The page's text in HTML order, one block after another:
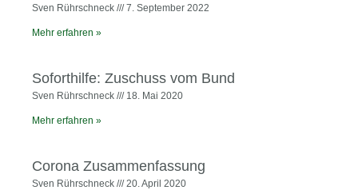
Sven Rührschneck 7. September 2022
Mehr erfahren »
Soforthilfe: Zuschuss vom Bund
Sven Rührschneck 18. Mai 2020
Mehr erfahren »
Corona Zusammenfassung
Sven Rührschneck 20. April 2020